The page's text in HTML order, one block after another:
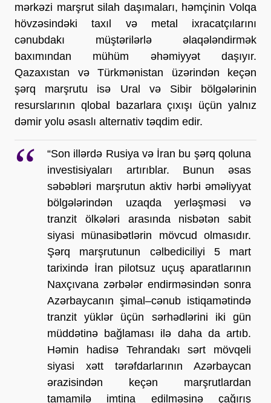
mərkəzi marşrut silah daşımaları, həmçinin Volqa
hövzəsindəki taxıl və metal ixracatçılarını
cənubdakı müştərilərlə əlaqələndirmək
baxımından mühüm əhəmiyyət daşıyır.
Qazaxıstan və Türkmənistan üzərindən keçən
şərq marşrutu isə Ural və Sibir bölgələrinin
resurslarının qlobal bazarlara çıxışı üçün yalnız
dəmir yolu əsaslı alternativ təqdim edir.
“Son illərdə Rusiya və İran bu şərq qoluna
investisiyaları artırıblar. Bunun əsas
səbəbləri marşrutun aktiv hərbi əməliyyat
bölgələrindən uzaqda yerləşməsi və
tranzit ölkələri arasında nisbətən sabit
siyasi münasibətlərin mövcud olmasıdır.
Şərq marşrutunun cəlbediciliyi 5 mart
tarixində İran pilotsuz uçuş aparatlarının
Naxçıvana zərbələr endirməsindən sonra
Azərbaycanın şimal–cənub istiqamətində
tranzit yüklər üçün sərhədlərini iki gün
müddətinə bağlaması ilə daha da artıb.
Həmin hadisə Tehrandakı sərt mövqeli
siyasi xətt tərəfdarlarının Azərbaycan
ərazisindən keçən marşrutlardan
tamamilə imtina edilməsinə çağırış